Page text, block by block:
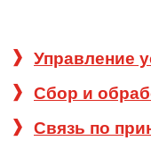
Управление
Сбор и
Связь по